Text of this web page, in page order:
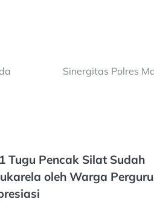
Sinergitas Polres
Tugu Pencak Silat Sudah
oleh Warga